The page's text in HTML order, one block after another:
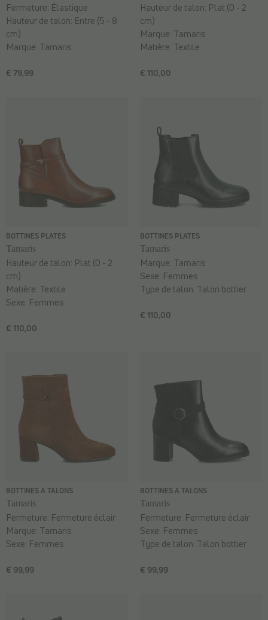
€ 79,99
Fermeture: Élastique
Hauteur de talon: Entre (5 - 8
cm)
Marque: Tamaris
€ 110,00
Hauteur de talon: Plat (0 - 2
cm)
Marque: Tamaris
Matière: Textile
BOTTINES PLATES
Tamaris
€ 110,00
Hauteur de talon: Plat (0 - 2
cm)
Matière: Textile
Sexe: Femmes
BOTTINES PLATES
Tamaris
€ 110,00
Marque: Tamaris
Sexe: Femmes
Type de talon: Talon bottier
BOTTINES À TALONS
Tamaris
€ 99,99
Fermeture: Fermeture éclair
Marque: Tamaris
Sexe: Femmes
BOTTINES À TALONS
Tamaris
€ 99,99
Fermeture: Fermeture éclair
Sexe: Femmes
Type de talon: Talon bottier